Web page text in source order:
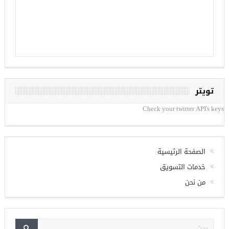
تويتر
الصفحة الرئيسية
خدمات التسويق
من نحن